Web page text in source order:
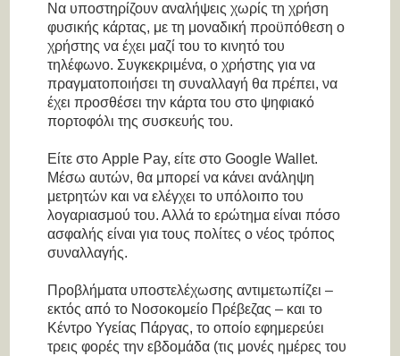
Να υποστηρίζουν αναλήψεις χωρίς τη χρήση
φυσικής κάρτας, με τη μοναδική προϋπόθεση ο
χρήστης να έχει μαζί του το κινητό του
τηλέφωνο. Συγκεκριμένα, ο χρήστης για να
πραγματοποιήσει τη συναλλαγή θα πρέπει, να
έχει προσθέσει την κάρτα του στο ψηφιακό
πορτοφόλι της συσκευής του.
Είτε στο Apple Pay, είτε στο Google Wallet.
Μέσω αυτών, θα μπορεί να κάνει ανάληψη
μετρητών και να ελέγχει το υπόλοιπο του
λογαριασμού του. Αλλά το ερώτημα είναι πόσο
ασφαλής είναι για τους πολίτες ο νέος τρόπος
συναλλαγής.
Προβλήματα υποστελέχωσης αντιμετωπίζει –
εκτός από το Νοσοκομείο Πρέβεζας – και το
Κέντρο Υγείας Πάργας, το οποίο εφημερεύει
τρεις φορές την εβδομάδα (τις μονές ημέρες του